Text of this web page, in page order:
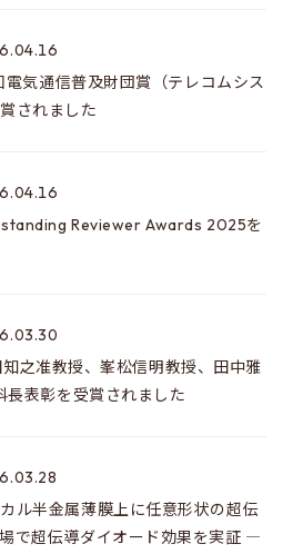
系研究科
気系工学専攻
域創成科学研究科
電気通信普及財団賞（テレコムシス
されました
Reviewer Awards 2025を
之准教授、峯松信明教授、田中雅
表彰を受賞されました
ル半金属薄膜上に任意形状の超伝
で超伝導ダイオード効果を実証 ―